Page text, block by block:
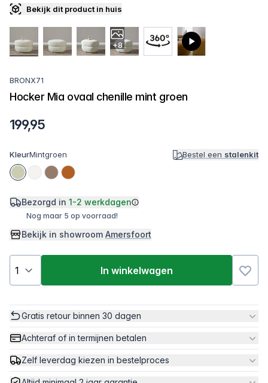
Bekijk dit product in huis
+8
BRONX71
Hocker Mia ovaal chenille mint groen
199,95
KleurMintgroen Bestel een stalenkit
Bezorgd in 1-2 werkdagen
Nog maar 5 op voorraad!
Bekijk in showroom Amersfoort
In winkelwagen
Gratis retour binnen 30 dagen
Achteraf of in termijnen betalen
Zelf leverdag kiezen in bestelproces